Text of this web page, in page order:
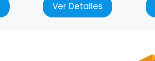
Ver Detalles